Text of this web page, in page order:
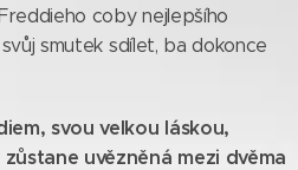
coby nejlepšího
smutek sdílet, ba dokonce
svou velkou láskou,
uvězněná mezi dvěma